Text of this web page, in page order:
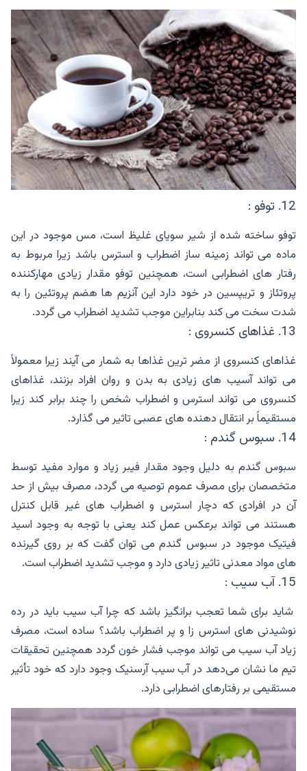
12. توفو :
توفو ساخته شده از شیر سویای غلیظ است، مس موجود در این
ماده می تواند زمینه ساز اضطراب و استرس باشد زیرا مربوط به
رفتار های اضطرابی است، همچنین توفو مقدار زیادی مهارکننده
پروتئاز و تریپسین در خود دارد این آنزیم ها هضم پروتئین را به
شدت سخت می کند بنابراین موجب تشدید اضطراب می گردد.
13. غذاهای کنسروی :
غذاهای کنسروی از مضر ترین غذاها به شمار می آیند زیرا معمولاً
می تواند آسیب های زیادی به بدن و روان افراد بزنند، غذاهای
کنسروی می تواند استرس و اضطراب شخص را چند برابر کند زیرا
مستقیماً بر انتقال دهنده های عصبی تاثیر می گذارد.
14. سبوس گندم :
سبوس گندم به دلیل وجود مقدار فیبر زیاد و موارد مفید توسط
متخصصان برای مصرف عموم توصیه می گردد، مصرف بیش از حد
آن در افرادی که دچار استرس و اضطراب های غیر قابل کنترل
هستند می تواند برعکس عمل کند یعنی با توجه به وجود اسید
فیتیک موجود در سبوس گندم می توان گفت که بر روی گیرنده
های مواد معدنی تاثیر زیادی دارد و موجب تشدید اضطراب است.
15. آب سیب :
شاید برای شما تعجب برانگیز باشد که چرا آب سیب باید در رده
نوشیدنی های استرس زا و پر اضطراب باشد؟ ساده است، مصرف
زیاد آب سیب می تواند موجب فشار خون گردد همچنین تحقیقات
تیم ما نشان می‌دهد در آب سیب آرسنیک وجود دارد که خود تأثیر
مستقیمی بر رفتارهای اضطرابی دارد.